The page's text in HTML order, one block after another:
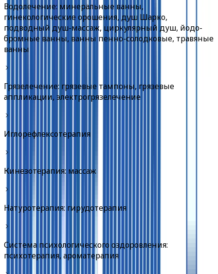
Водолечение: минеральные ванны,
гинекологические орошения, душ Шарко,
подводный душ-массаж, циркулярный душ, йодо-
бромные ванны, ванны пенно-солодковые, травяные
ванны
Грязелечение: грязевые тампоны, грязевые
аппликации, электрогрязелечение
Иглорефлексотерапия
Кинезотерапия: массаж
Натуротерапия: гирудотерапия
Система психологического оздоровления:
психотерапия, ароматерапия